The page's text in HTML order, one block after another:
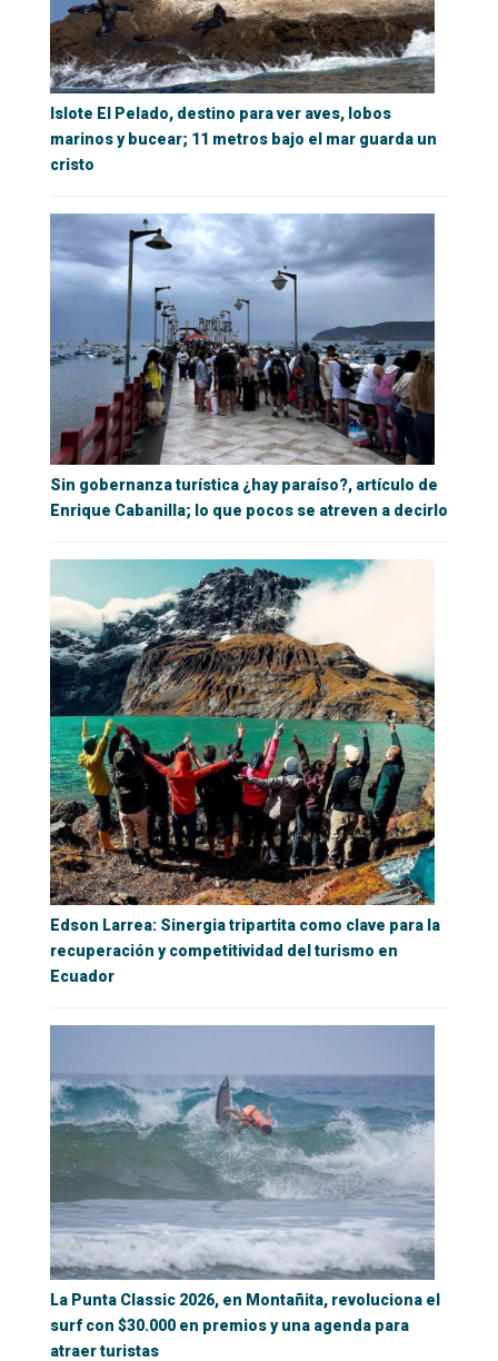
Islote El Pelado, destino para ver aves, lobos
marinos y bucear; 11 metros bajo el mar guarda un
cristo
Sin gobernanza turística ¿hay paraíso?, artículo de
Enrique Cabanilla; lo que pocos se atreven a decirlo
Edson Larrea: Sinergia tripartita como clave para la
recuperación y competitividad del turismo en
Ecuador
La Punta Classic 2026, en Montañita, revoluciona el
surf con $30.000 en premios y una agenda para
atraer turistas